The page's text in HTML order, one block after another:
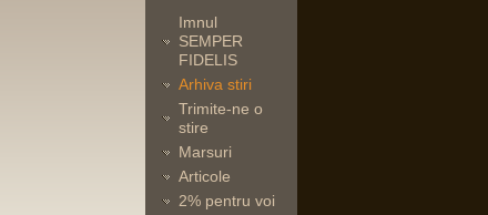
Imnul
SEMPER
FIDELIS
Arhiva stiri
Trimite-ne o
stire
Marsuri
Articole
2% pentru voi